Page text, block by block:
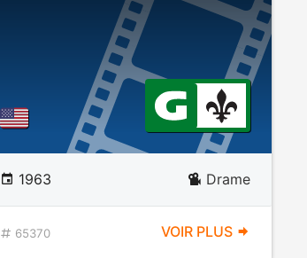
1963 Drame
65370 VOIR PLUS